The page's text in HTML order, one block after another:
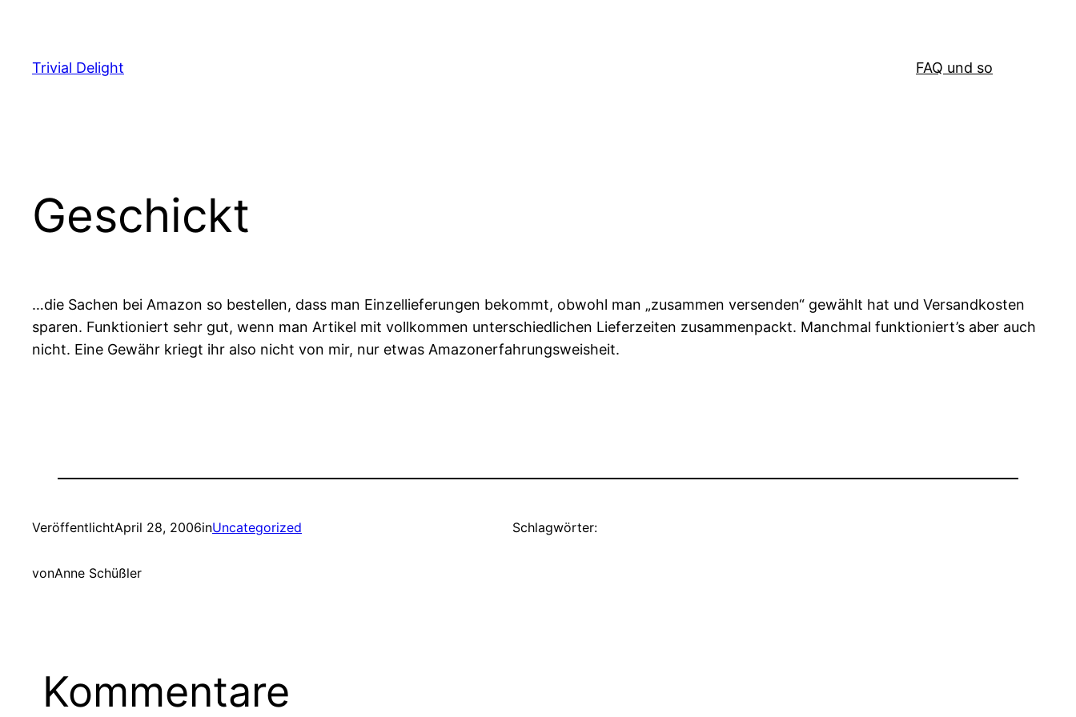
springen
Trivial Delight FAQ und so
Geschickt
…die Sachen bei Amazon so bestellen, dass man Einzellieferungen bekommt, obwohl man „zusammen versenden“ gewählt hat und Versandkosten
sparen. Funktioniert sehr gut, wenn man Artikel mit vollkommen unterschiedlichen Lieferzeiten zusammenpackt. Manchmal funktioniert’s aber auch
nicht. Eine Gewähr kriegt ihr also nicht von mir, nur etwas Amazonerfahrungsweisheit.
VeröffentlichtApril 28, 2006inUncategorized
vonAnne Schüßler
Schlagwörter:
Kommentare